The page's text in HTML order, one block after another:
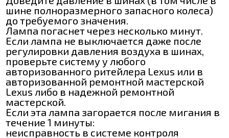
шине полноразмерного запасного колеса)
до требуемого значения.
Лампа погаснет через несколько минут.
Если лампа не выключается даже после
регулировки давления воздуха в шинах,
проверьте систему у любого
авторизованного ритейлера Lexus или в
авторизованной ремонтной мастерской
Lexus либо в надежной ремонтной
мастерской.
Если эта лампа загорается после мигания в
течение 1 минуты:
неисправность в системе контроля